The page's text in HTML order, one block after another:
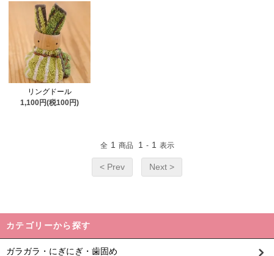
リングドール
1,100円(税100円)
全 1 商品 1 - 1 表示
< Prev Next >
カテゴリーから探す
ガラガラ・にぎにぎ・歯固め